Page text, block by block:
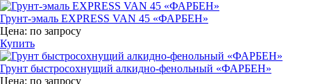
Грунт-эмаль EXPRESS VAN 45 «ФАРБЕН»
Цена: по запросу
Купить
Грунт быстросохнущий алкидно-фенольный «ФАРБЕН»
Цена: по запросу